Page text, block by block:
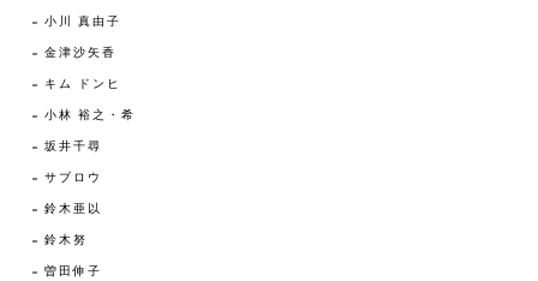
小川 真由子
金津沙矢香
キム ドンヒ
小林 裕之・希
坂井千尋
サブロウ
鈴木亜以
鈴木努
曽田伸子